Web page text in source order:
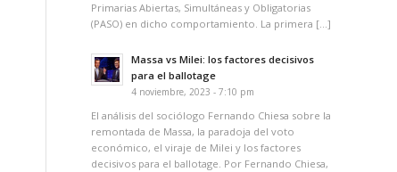
Primarias Abiertas, Simultáneas y Obligatorias
(PASO) en dicho comportamiento. La primera […]
Massa vs Milei: los factores decisivos
para el ballotage
4 noviembre, 2023 - 7:10 pm
El análisis del sociólogo Fernando Chiesa sobre la
remontada de Massa, la paradoja del voto
económico, el viraje de Milei y los factores
decisivos para el ballotage. Por Fernando Chiesa,